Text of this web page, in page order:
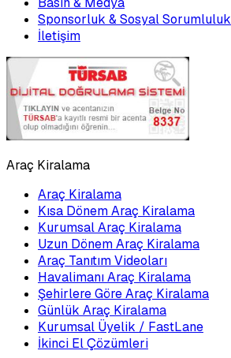
Sponsorluk & Sosyal Sorumluluk
İletişim
Araç Kiralama
Araç Kiralama
Kısa Dönem Araç Kiralama
Kurumsal Araç Kiralama
Uzun Dönem Araç Kiralama
Araç Tanıtım Videoları
Havalimanı Araç Kiralama
Şehirlere Göre Araç Kiralama
Günlük Araç Kiralama
Kurumsal Üyelik / FastLane
İkinci El Çözümleri